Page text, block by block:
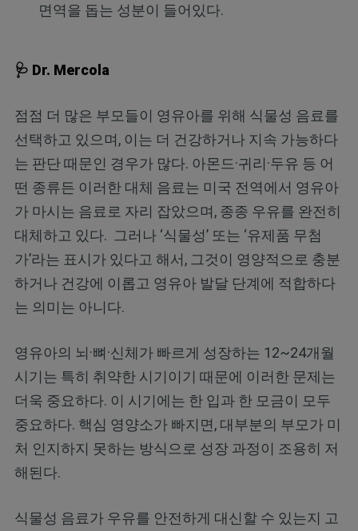
면역을 돕는 성분이 들어있다.
🩺 Dr. Mercola
점점 더 많은 부모들이 영유아를 위해 식물성 음료를
선택하고 있으며, 이는 더 건강하거나 지속 가능하다
는 판단 때문인 경우가 많다. 아몬드·귀리·두유 등 어
떤 종류든 이러한 대체 음료는 미국 전역에서 영유아
가 마시는 음료로 자리 잡았으며, 종종 우유를 완전히
대체하고 있다. 그러나 ‘식물성’ 또는 ‘유제품 무첨
가’라는 표시가 있다고 해서, 그것이 영양적으로 충분
하거나 건강에 이롭고 영유아 발달 단계에 적합하다
는 의미는 아니다.
영유아의 뇌·뼈·신체가 빠르게 성장하는 12~24개월
시기는 특히 취약한 시기이기 때문에 이러한 문제는
더욱 중요하다. 이 시기에는 한 입과 한 모금이 모두
중요하다. 핵심 영양소가 빠지면, 대부분의 부모가 미
처 인지하지 못하는 방식으로 성장 과정이 조용히 저
해된다.
식물성 음료가 우유를 안전하게 대신할 수 있는지 고